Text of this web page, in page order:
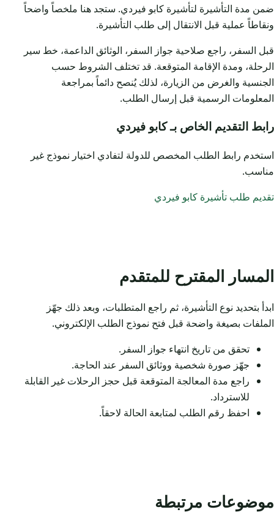
ضمن مدة التأشيرة لتأشيرة كابو فيردي. ستجد هنا ملخصاً واضحاً
ونقاطاً عملية قبل الانتقال إلى طلب التأشيرة.
قبل السفر، راجع صلاحية جواز السفر، الوثائق الداعمة، خط سير
الرحلة، ومدة الإقامة المتوقعة. قد تختلف الشروط حسب
الجنسية والغرض من الزيارة، لذلك يُنصح دائماً بمراجعة
المعلومات الرسمية قبل إرسال الطلب.
رابط التقديم الخاص بـ كابو فيردي
استخدم رابط الطلب المخصص للدولة لتفادي اختيار نموذج غير
مناسب.
تقديم طلب تأشيرة كابو فيردي
المسار المقترح للمتقدم
ابدأ بتحديد نوع التأشيرة، ثم راجع المتطلبات، وبعد ذلك جهّز
الملفات بصيغة واضحة قبل فتح نموذج الطلب الإلكتروني.
تحقق من تاريخ انتهاء جواز السفر.
جهّز صورة شخصية ووثائق السفر عند الحاجة.
راجع مدة المعالجة المتوقعة قبل حجز الرحلات غير القابلة
للاسترداد.
احفظ رقم الطلب لمتابعة الحالة لاحقاً.
موضوعات مرتبطة